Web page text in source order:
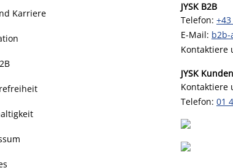
Karriere
JYSK B2B
Telefon:
E-Mail: b2b-
Kontaktiere
JYSK
Kontaktiere
Telefon: 01